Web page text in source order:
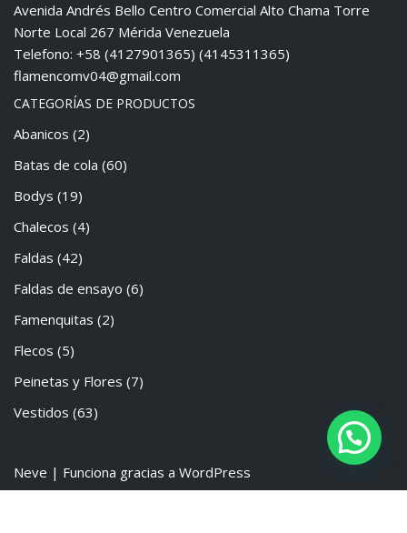
Avenida Andrés Bello Centro Comercial Alto Chama Torre
Norte Local 267 Mérida Venezuela
Telefono: +58 (4127901365) (4145311365)
flamencomv04@gmail.com
CATEGORÍAS DE PRODUCTOS
Abanicos (2)
Batas de cola (60)
Bodys (19)
Chalecos (4)
Faldas (42)
Faldas de ensayo (6)
Famenquitas (2)
Flecos (5)
Peinetas y Flores (7)
Vestidos (63)
Neve | Funciona gracias a WordPress